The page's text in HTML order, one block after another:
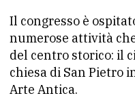
Il congresso è
numerose attività
del centro storico: il
chiesa di San Pietro
Arte Antica.